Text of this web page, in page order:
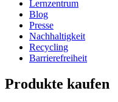
Lernzentrum
Blog
Presse
Nachhaltigkeit
Recycling
Barrierefreiheit
Produkte kaufen